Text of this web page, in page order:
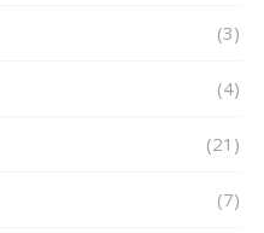
(3)
(4)
(21)
(7)